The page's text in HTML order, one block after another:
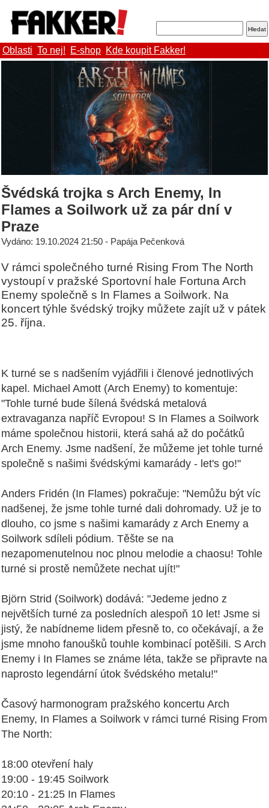
Oblasti To nej! E-shop Kde koupit Fakker!
Švédská trojka s Arch Enemy, In
Flames a Soilwork už za pár dní v
Praze
Vydáno: 19.10.2024 21:50 - Papája Pečenková
V rámci společného turné Rising From The North
vystoupí v pražské Sportovní hale Fortuna Arch
Enemy společně s In Flames a Soilwork. Na
koncert týhle švédský trojky můžete zajít už v pátek
25. října.
K turné se s nadšením vyjádřili i členové jednotlivých
kapel. Michael Amott (Arch Enemy) to komentuje:
"Tohle turné bude šílená švédská metalová
extravaganza napříč Evropou! S In Flames a Soilwork
máme společnou historii, která sahá až do počátků
Arch Enemy. Jsme nadšení, že můžeme jet tohle turné
společně s našimi švédskými kamarády - let's go!"
Anders Fridén (In Flames) pokračuje: "Nemůžu být víc
nadšenej, že jsme tohle turné dali dohromady. Už je to
dlouho, co jsme s našimi kamarády z Arch Enemy a
Soilwork sdíleli pódium. Těšte se na
nezapomenutelnou noc plnou melodie a chaosu! Tohle
turné si prostě nemůžete nechat ujít!"
Björn Strid (Soilwork) dodává: "Jedeme jedno z
největších turné za posledních alespoň 10 let! Jsme si
jistý, že nabídneme lidem přesně to, co očekávají, a že
jsme mnoho fanoušků touhle kombinací potěšili. S Arch
Enemy i In Flames se známe léta, takže se připravte na
naprosto legendární útok švédského metalu!"
Časový harmonogram pražského koncertu Arch
Enemy, In Flames a Soilwork v rámci turné Rising From
The North:
18:00 otevření haly
19:00 - 19:45 Soilwork
20:10 - 21:25 In Flames